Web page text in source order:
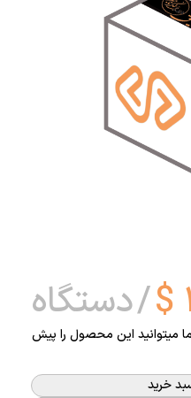
$ دستگاه
میتوانید این محصول را پیش
خرید